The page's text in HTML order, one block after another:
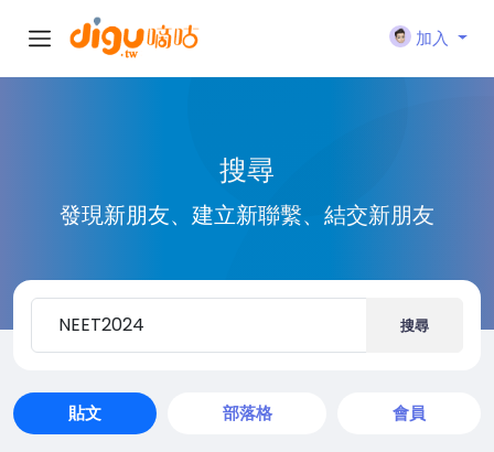
加入
搜尋
發現新朋友、建立新聯繫、結交新朋友
搜尋
貼文 部落格 會員